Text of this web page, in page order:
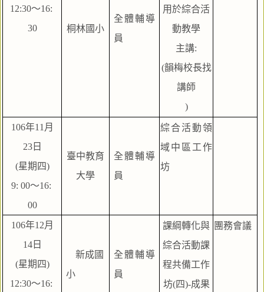
12:30～16:
30
桐林國小
全體輔導
員
用於綜合活
動教學
主講:
(韻梅校長找
講師
)
106年11月
23日
(星期四)
9: 00～16:
00
臺中教育
大學
全體輔導
員
綜合活動領
域中區工作
坊
106年12月
14日
(星期四)
12:30～16:
小
全體輔導
員
課綱轉化與
綜合活動課
程共備工作
坊(四)-成果
團務會議